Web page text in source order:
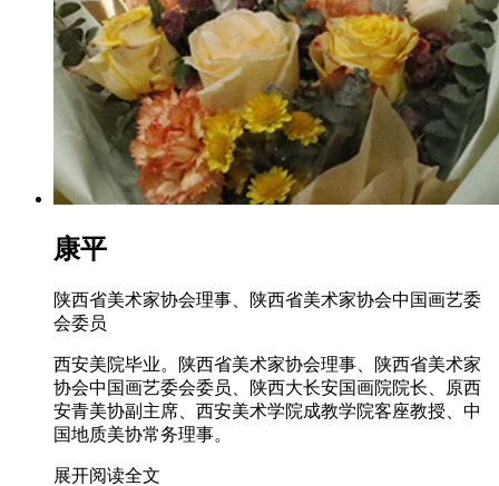
康平
陕西省美术家协会理事、陕西省美术家协会中国画艺委
会委员
西安美院毕业。陕西省美术家协会理事、陕西省美术家
协会中国画艺委会委员、陕西大长安国画院院长、原西
安青美协副主席、西安美术学院成教学院客座教授、中
国地质美协常务理事。
展开阅读全文